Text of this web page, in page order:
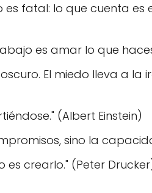
es fatal: lo que cuenta
es amar lo que
El miedo lleva a la
(Albert Einstein)
sino la
crearlo." (Peter